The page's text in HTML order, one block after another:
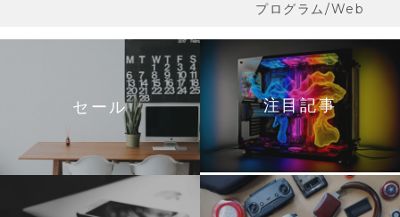
プログラム/Web
セール 注目記事